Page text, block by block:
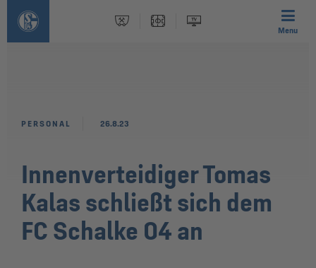
Menu
Innenverteidiger Tomas
Kalas schließt sich dem
FC Schalke 04 an
PERSONAL 26.8.23